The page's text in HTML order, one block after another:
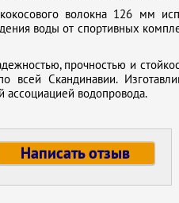
волокна 126 мм
воды от спортивных
прочностью и
Скандинавии.
ассоциацией водопровода.
Написать отзыв